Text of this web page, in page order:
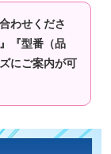
わせくださ
『型番（品
にご案内が可